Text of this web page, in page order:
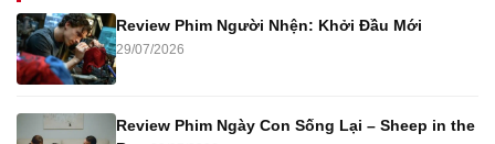
Review Phim Người Nhện: Khởi Đầu Mới
29/07/2026
Review Phim Ngày Con Sống Lại – Sheep in the